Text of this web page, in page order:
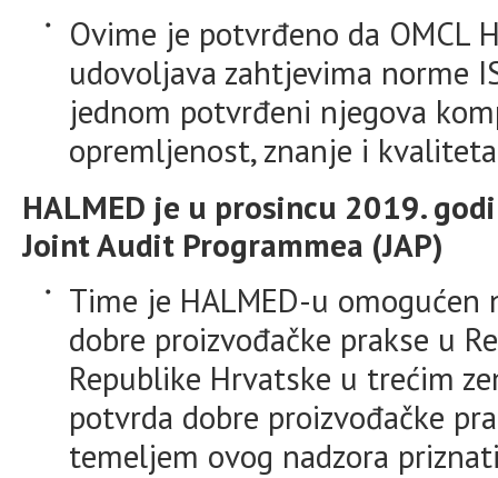
Ovime je potvrđeno da OMCL
udovoljava zahtjevima norme
jednom potvrđeni njegova
opremljenost, znanje i
HALMED je u prosincu 2019.
Joint Audit Programmea (JAP)
Time je HALMED-u
dobre proizvođačke prakse u
Republike Hrvatske u trećim
potvrda dobre proizvođačke
temeljem ovog nadzora